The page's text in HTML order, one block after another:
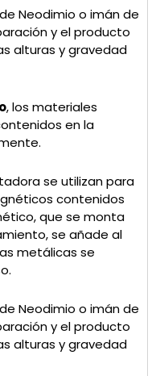
Neodimio o imán de
y el producto
alturas y gravedad
, los materiales
en la
se utilizan para
contenidos
que se monta
se añade al
metálicas se
Neodimio o imán de
y el producto
alturas y gravedad